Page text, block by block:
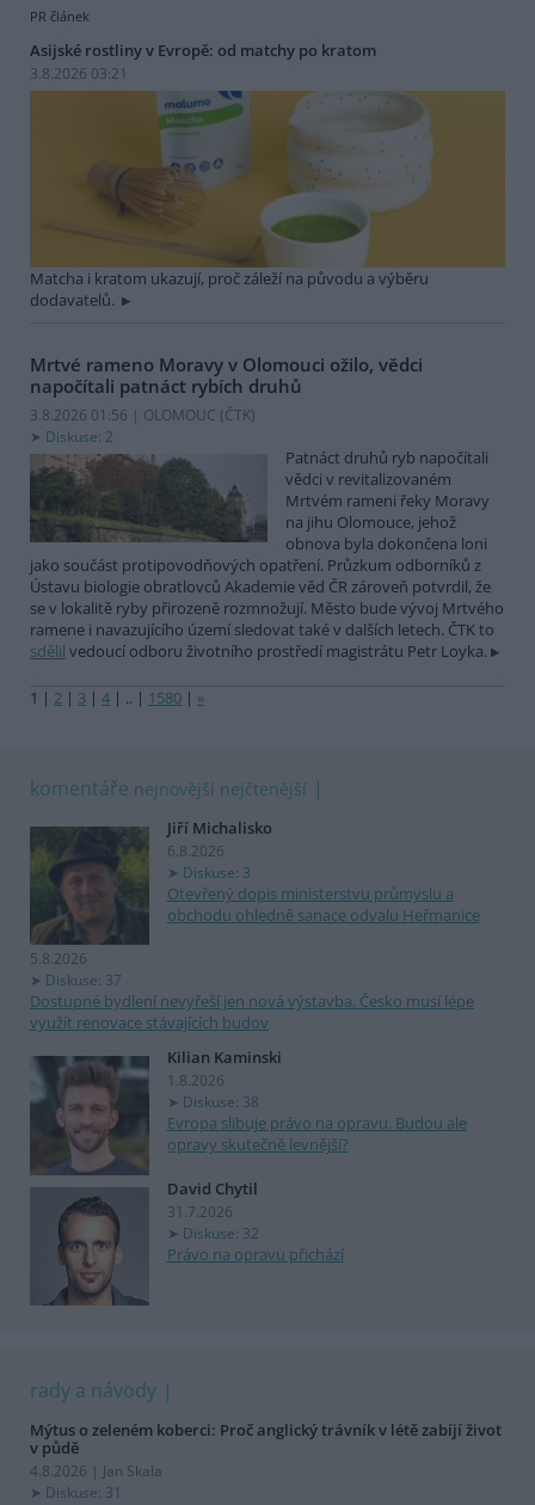
PR článek
Asijské rostliny v Evropě: od matchy po kratom
3.8.2026 03:21
Matcha i kratom ukazují, proč záleží na původu a výběru
dodavatelů.
Mrtvé rameno Moravy v Olomouci ožilo, vědci
napočítali patnáct rybích druhů
3.8.2026 01:56 | OLOMOUC (ČTK)
Diskuse: 2
Patnáct druhů ryb napočítali
vědci v revitalizovaném
Mrtvém rameni řeky Moravy
na jihu Olomouce, jehož
obnova byla dokončena loni
jako součást protipovodňových opatření. Průzkum odborníků z
Ústavu biologie obratlovců Akademie věd ČR zároveň potvrdil, že
se v lokalitě ryby přirozeně rozmnožují. Město bude vývoj Mrtvého
ramene i navazujícího území sledovat také v dalších letech. ČTK to
sdělil vedoucí odboru životního prostředí magistrátu Petr Loyka.
1 | 2 | 3 | 4 | .. | 1580 | »
komentáře nejnovější nejčtenější
Jiří Michalisko
6.8.2026
Diskuse: 3
Otevřený dopis ministerstvu průmyslu a
obchodu ohledně sanace odvalu Heřmanice
5.8.2026
Diskuse: 37
Dostupné bydlení nevyřeší jen nová výstavba. Česko musí lépe
využít renovace stávajících budov
Kilian Kaminski
1.8.2026
Diskuse: 38
Evropa slibuje právo na opravu. Budou ale
opravy skutečně levnější?
David Chytil
31.7.2026
Diskuse: 32
Právo na opravu přichází
rady a návody
Mýtus o zeleném koberci: Proč anglický trávník v létě zabíjí život
v půdě
4.8.2026 | Jan Skala
Diskuse: 31